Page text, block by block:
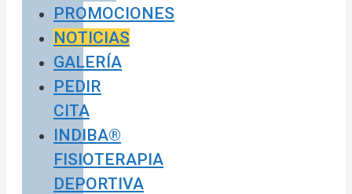
PROMOCIONES
NOTICIAS
GALERÍA
PEDIR
CITA
INDIBA®
FISIOTERAPIA
DEPORTIVA